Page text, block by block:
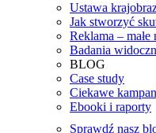
Ustawa
Jak stworzyć
Reklama –
Badania
BLOG
Case study
Ciekawe
Ebooki i raporty
Sprawdź nasz